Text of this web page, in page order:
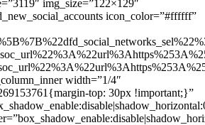
img_size=”122×129″
icon_color=”#ffffff”
width=”1/4″
top: 30px !important;}”